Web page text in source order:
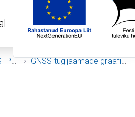
GNSS tugijaamade graafikud